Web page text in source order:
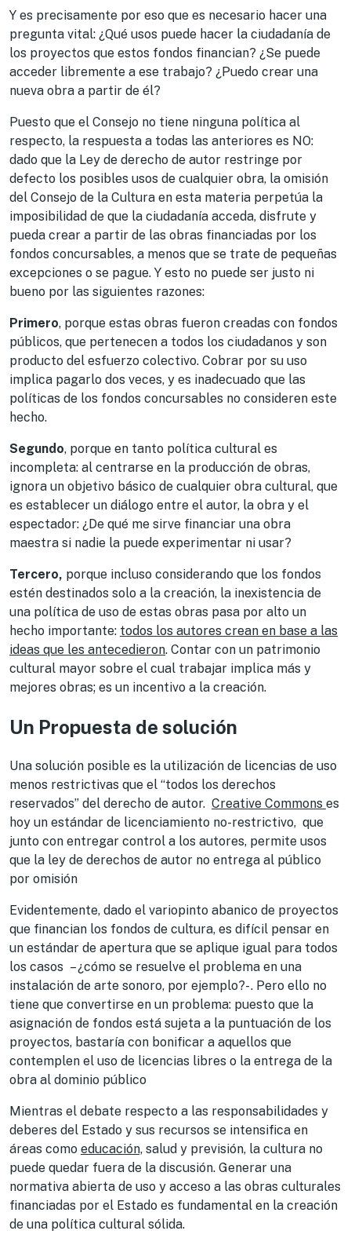
Y es precisamente por eso que es necesario hacer una
pregunta vital: ¿Qué usos puede hacer la ciudadanía de
los proyectos que estos fondos financian? ¿Se puede
acceder libremente a ese trabajo? ¿Puedo crear una
nueva obra a partir de él?
Puesto que el Consejo no tiene ninguna política al
respecto, la respuesta a todas las anteriores es NO:
dado que la Ley de derecho de autor restringe por
defecto los posibles usos de cualquier obra, la omisión
del Consejo de la Cultura en esta materia perpetúa la
imposibilidad de que la ciudadanía acceda, disfrute y
pueda crear a partir de las obras financiadas por los
fondos concursables, a menos que se trate de pequeñas
excepciones o se pague. Y esto no puede ser justo ni
bueno por las siguientes razones:
Primero, porque estas obras fueron creadas con fondos
públicos, que pertenecen a todos los ciudadanos y son
producto del esfuerzo colectivo. Cobrar por su uso
implica pagarlo dos veces, y es inadecuado que las
políticas de los fondos concursables no consideren este
hecho.
Segundo, porque en tanto política cultural es
incompleta: al centrarse en la producción de obras,
ignora un objetivo básico de cualquier obra cultural, que
es establecer un diálogo entre el autor, la obra y el
espectador: ¿De qué me sirve financiar una obra
maestra si nadie la puede experimentar ni usar?
Tercero, porque incluso considerando que los fondos
estén destinados solo a la creación, la inexistencia de
una política de uso de estas obras pasa por alto un
hecho importante: todos los autores crean en base a las
ideas que les antecedieron. Contar con un patrimonio
cultural mayor sobre el cual trabajar implica más y
mejores obras; es un incentivo a la creación.
Un Propuesta de solución
Una solución posible es la utilización de licencias de uso
menos restrictivas que el “todos los derechos
reservados” del derecho de autor. Creative Commons es
hoy un estándar de licenciamiento no-restrictivo, que
junto con entregar control a los autores, permite usos
que la ley de derechos de autor no entrega al público
por omisión
Evidentemente, dado el variopinto abanico de proyectos
que financian los fondos de cultura, es difícil pensar en
un estándar de apertura que se aplique igual para todos
los casos – ¿cómo se resuelve el problema en una
instalación de arte sonoro, por ejemplo?- . Pero ello no
tiene que convertirse en un problema: puesto que la
asignación de fondos está sujeta a la puntuación de los
proyectos, bastaría con bonificar a aquellos que
contemplen el uso de licencias libres o la entrega de la
obra al dominio público
Mientras el debate respecto a las responsabilidades y
deberes del Estado y sus recursos se intensifica en
áreas como educación, salud y previsión, la cultura no
puede quedar fuera de la discusión. Generar una
normativa abierta de uso y acceso a las obras culturales
financiadas por el Estado es fundamental en la creación
de una política cultural sólida.